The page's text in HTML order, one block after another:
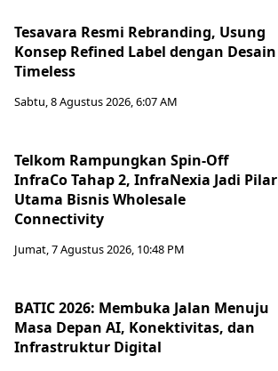
Tesavara Resmi Rebranding, Usung
Konsep Refined Label dengan Desain
Timeless
Sabtu, 8 Agustus 2026, 6:07 AM
Telkom Rampungkan Spin-Off
InfraCo Tahap 2, InfraNexia Jadi Pilar
Utama Bisnis Wholesale
Connectivity
Jumat, 7 Agustus 2026, 10:48 PM
BATIC 2026: Membuka Jalan Menuju
Masa Depan AI, Konektivitas, dan
Infrastruktur Digital